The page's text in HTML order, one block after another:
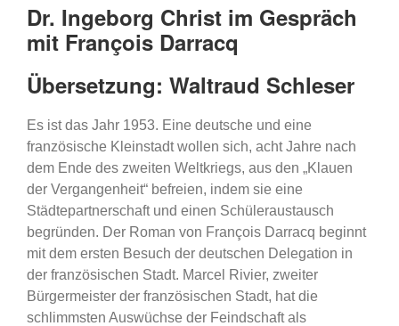
Dr. Ingeborg Christ im Gespräch
mit François Darracq
Übersetzung: Waltraud Schleser
Es ist das Jahr 1953. Eine deutsche und eine
französische Kleinstadt wollen sich, acht Jahre nach
dem Ende des zweiten Weltkriegs, aus den „Klauen
der Vergangenheit“ befreien, indem sie eine
Städtepartnerschaft und einen Schüleraustausch
begründen. Der Roman von François Darracq beginnt
mit dem ersten Besuch der deutschen Delegation in
der französischen Stadt. Marcel Rivier, zweiter
Bürgermeister der französischen Stadt, hat die
schlimmsten Auswüchse der Feindschaft als